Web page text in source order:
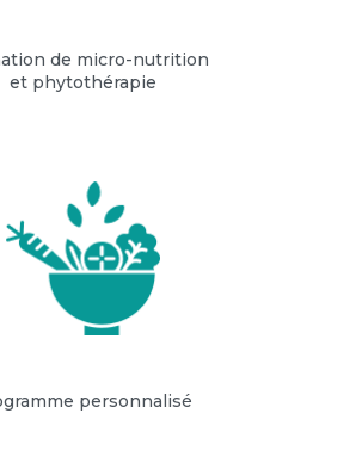
de micro-nutrition
et phytothérapie
personnalisé